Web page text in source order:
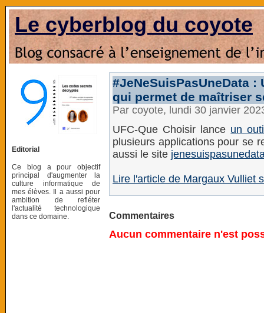
Le cyberblog du coyote
Editorial
Ce blog a pour objectif
principal d'augmenter la
culture informatique de
mes élèves. Il a aussi pour
ambition de refléter
l'actualité technologique
dans ce domaine.
#JeNeSuisPasUneData
qui permet de maîtriser
Par coyote, lundi 30 janvier
UFC-Que Choisir lance un
plusieurs applications pour se
aussi le site
Lire l'article de Margaux Vulliet
Commentaires
Aucun commentaire n'est